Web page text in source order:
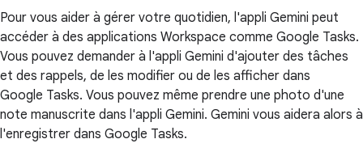
Pour vous aider à gérer votre quotidien, l'appli Gemini peut
accéder à des applications Workspace comme Google Tasks.
Vous pouvez demander à l'appli Gemini d'ajouter des tâches
et des rappels, de les modifier ou de les afficher dans
Google Tasks. Vous pouvez même prendre une photo d'une
note manuscrite dans l'appli Gemini. Gemini vous aidera alors à
l'enregistrer dans Google Tasks.